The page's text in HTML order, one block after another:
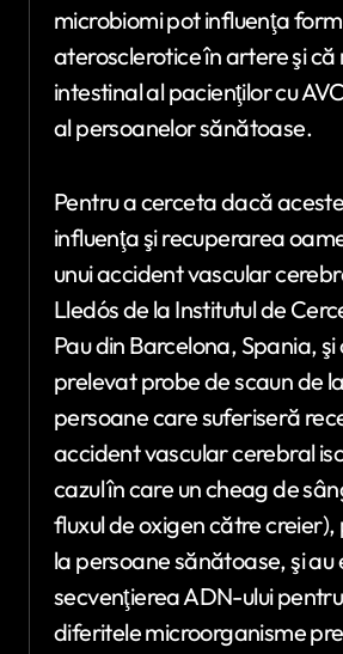
microbiomi pot influenţa
aterosclerotice în artere şi că
intestinal al pacienţilor cu
al persoanelor sănătoase.
Pentru a cerceta dacă
influenţa şi recuperarea
unui accident vascular
Lledós de la Institutul de
Pau din Barcelona, Spania, şi
prelevat probe de scaun de
persoane care suferiseră
accident vascular cerebral
cazul în care un cheag de
fluxul de oxigen către creier),
la persoane sănătoase, şi
secvenţierea ADN-ului
diferitele microorganisme